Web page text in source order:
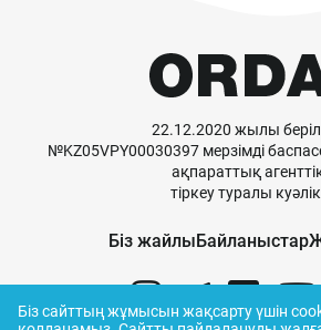
22.12.2020 жылы
№KZ05VPY00030397 мерзімді
ақпараттық
тіркеу туралы
Біз жайлыБайланыстар
Біз сайттың жұмысын жақсарту үшін